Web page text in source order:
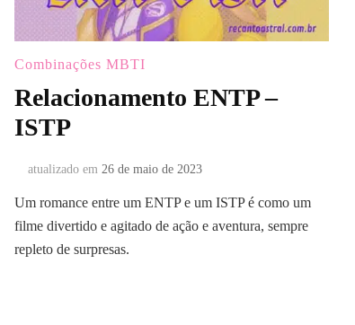
Combinações MBTI
Relacionamento ENTP –
ISTP
atualizado em 26 de maio de 2023
Um romance entre um ENTP e um ISTP é como um
filme divertido e agitado de ação e aventura, sempre
repleto de surpresas.